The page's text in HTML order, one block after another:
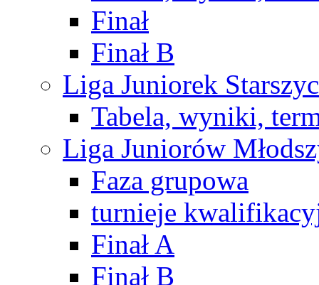
Finał
Finał B
Liga Juniorek
Tabela, wyniki,
Liga Juniorów
Faza grupowa
turnieje
Finał A
Finał B